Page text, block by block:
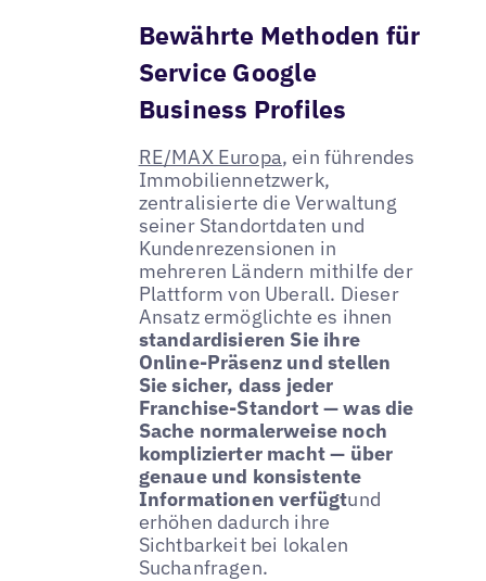
Bewährte Methoden für
Service Google
Business Profiles
RE/MAX Europa, ein führendes
Immobiliennetzwerk,
zentralisierte die Verwaltung
seiner Standortdaten und
Kundenrezensionen in
mehreren Ländern mithilfe der
Plattform von Uberall. Dieser
Ansatz ermöglichte es ihnen
standardisieren Sie ihre
Online-Präsenz und stellen
Sie sicher, dass jeder
Franchise-Standort — was die
Sache normalerweise noch
komplizierter macht — über
genaue und konsistente
Informationen verfügtund
erhöhen dadurch ihre
Sichtbarkeit bei lokalen
Suchanfragen.